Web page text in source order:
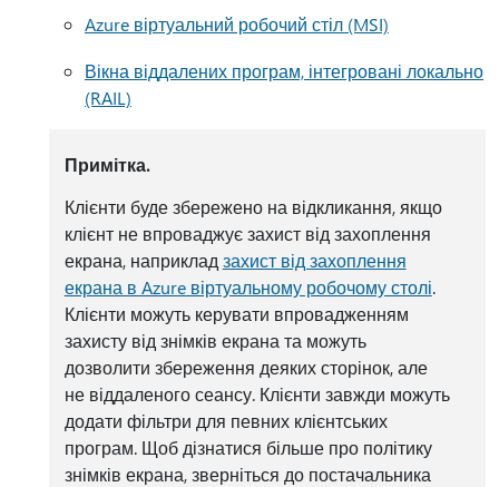
Azure віртуальний робочий стіл (MSI)
Вікна віддалених програм, інтегровані локально
(RAIL)
Примітка.
Клієнти буде збережено на відкликання, якщо
клієнт не впроваджує захист від захоплення
екрана, наприклад захист від захоплення
екрана в Azure віртуальному робочому столі.
Клієнти можуть керувати впровадженням
захисту від знімків екрана та можуть
дозволити збереження деяких сторінок, але
не віддаленого сеансу. Клієнти завжди можуть
додати фільтри для певних клієнтських
програм. Щоб дізнатися більше про політику
знімків екрана, зверніться до постачальника